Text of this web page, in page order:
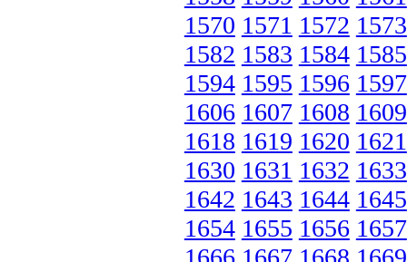
1570 1571 1572 1573
1582 1583 1584 1585
1594 1595 1596 1597
1606 1607 1608 1609
1618 1619 1620 1621
1630 1631 1632 1633
1642 1643 1644 1645
1654 1655 1656 1657